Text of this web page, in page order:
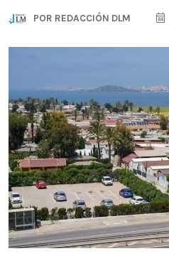
POR REDACCIÓN DLM